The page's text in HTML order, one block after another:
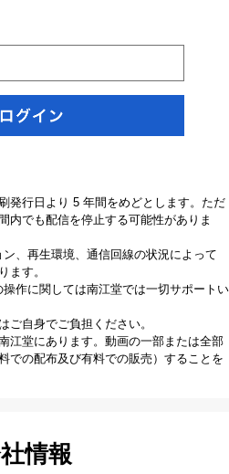
発行日より 5 年間をめどとします。ただ
内でも配信を停止する可能性がありま
、再生環境、通信回線の状況によって
ます。
作に関しては南江堂では一切サポートい
ご自身でご負担ください。
江堂にあります。動画の一部または全部
での配布及び有料での販売）することを
情報